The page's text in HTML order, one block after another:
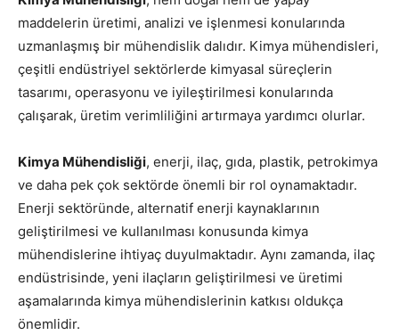
maddelerin üretimi, analizi ve işlenmesi konularında
uzmanlaşmış bir mühendislik dalıdır. Kimya mühendisleri,
çeşitli endüstriyel sektörlerde kimyasal süreçlerin
tasarımı, operasyonu ve iyileştirilmesi konularında
çalışarak, üretim verimliliğini artırmaya yardımcı olurlar.
Kimya Mühendisliği, enerji, ilaç, gıda, plastik, petrokimya
ve daha pek çok sektörde önemli bir rol oynamaktadır.
Enerji sektöründe, alternatif enerji kaynaklarının
geliştirilmesi ve kullanılması konusunda kimya
mühendislerine ihtiyaç duyulmaktadır. Aynı zamanda, ilaç
endüstrisinde, yeni ilaçların geliştirilmesi ve üretimi
aşamalarında kimya mühendislerinin katkısı oldukça
önemlidir.